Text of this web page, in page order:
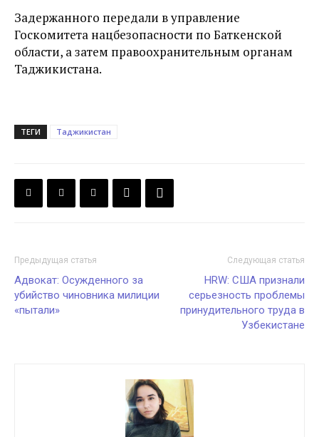
Задержанного передали в управление
Госкомитета нацбезопасности по Баткенской
области, а затем правоохранительным органам
Таджикистана.
ТЕГИ Таджикистан
Предыдущая статья
Адвокат: Осужденного за
убийство чиновника милиции
«пытали»
Следующая статья
HRW: США признали
серьезность проблемы
принудительного труда в
Узбекистане